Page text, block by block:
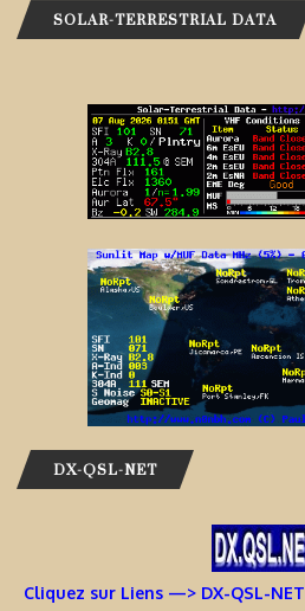
SOLAR-TERRESTRIAL DATA
DX-QSL-NET
Cliquez sur Liens —> DX-QSL-NET